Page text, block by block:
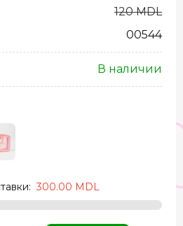
120 MDL
00544
В наличии
300.00 MDL